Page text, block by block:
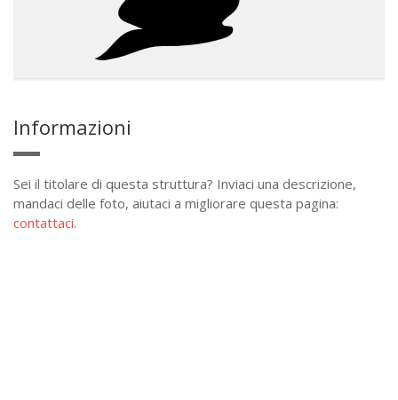
Informazioni
Sei il titolare di questa struttura? Inviaci una descrizione,
mandaci delle foto, aiutaci a migliorare questa pagina:
contattaci.